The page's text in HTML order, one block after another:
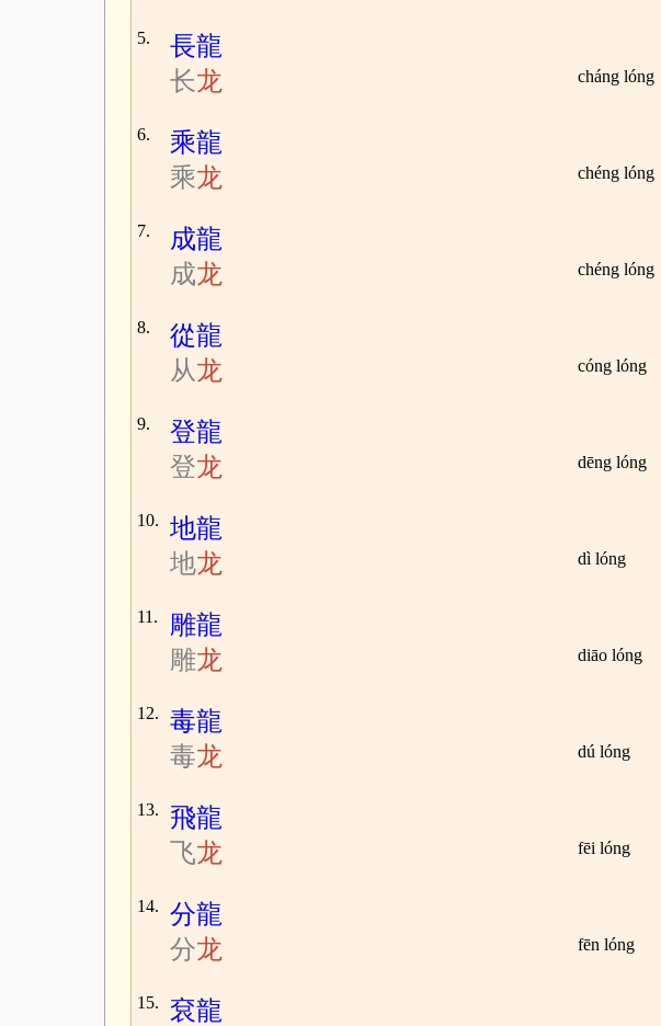
5.
長龍
长龙 cháng lóng
6.
乘龍
乘龙 chéng lóng
7.
成龍
成龙 chéng lóng
8.
從龍
从龙 cóng lóng
9.
登龍
登龙 dēng lóng
10.
地龍
地龙 dì lóng
11.
雕龍
雕龙 diāo lóng
12.
毒龍
毒龙 dú lóng
13.
飛龍
飞龙 fēi lóng
14.
分龍
分龙 fēn lóng
15.
袞龍